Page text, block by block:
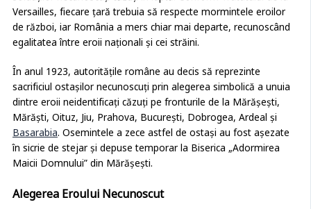
Versailles, fiecare țară trebuia să respecte mormintele eroilor
de război, iar România a mers chiar mai departe, recunoscând
egalitatea între eroii naționali și cei străini.
În anul 1923, autoritățile române au decis să reprezinte
sacrificiul ostașilor necunoscuți prin alegerea simbolică a unuia
dintre eroii neidentificați căzuți pe fronturile de la Mărășești,
Mărăști, Oituz, Jiu, Prahova, București, Dobrogea, Ardeal și
Basarabia. Osemintele a zece astfel de ostași au fost așezate
în sicrie de stejar și depuse temporar la Biserica „Adormirea
Maicii Domnului” din Mărășești.
Alegerea Eroului Necunoscut